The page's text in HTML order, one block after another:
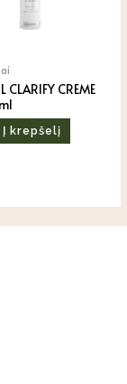
CLARIFY CREME
Į krepšelį